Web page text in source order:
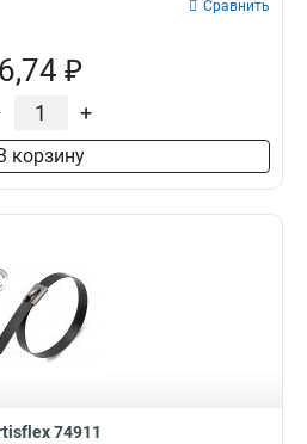
Сравнить
6,74 ₽
+
корзину
74911